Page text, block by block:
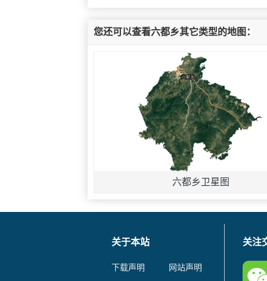
您还可以查看六都乡其它类型的地图：
六都乡卫星图
关于本站
下载声明
网站声明
关注